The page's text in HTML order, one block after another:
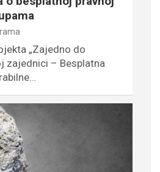
„Zajedno do
zajednici – Besplatna